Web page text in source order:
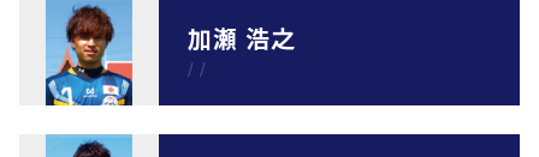
加瀬 浩之
/ /